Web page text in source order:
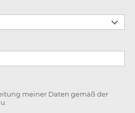
meiner Daten gemäß der